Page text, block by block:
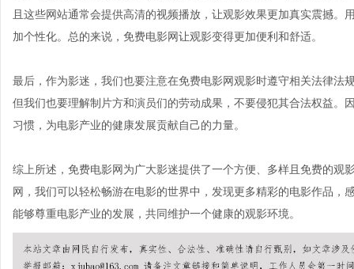
且这些网站通常会提供高清的视频播放，让观影效果更加真实震撼
加个性化。总的来说，免费电影网让观影变得更加便利和舒适。
最后，作为影迷，我们也要注意在免费电影网观影时遵守相关法律法
但我们也要理解制片方和演员们的劳动成果，不要侵犯其合法权益。
习惯，为电影产业的健康发展贡献自己的力量。
综上所述，免费电影网为广大影迷提供了一个方便、多样且免费的观
网，我们可以轻松畅游在电影的世界中，发现更多精彩的电影作品
能够尊重电影产业的发展，共同维护一个健康的观影环境。